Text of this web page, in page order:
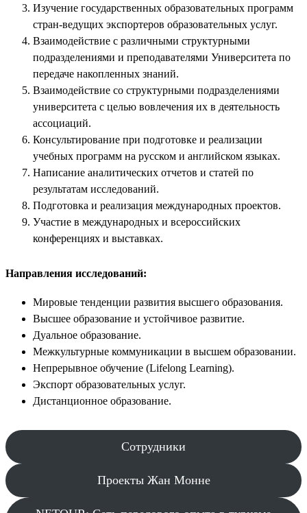
Изучение государственных образовательных программ
стран-ведущих экспортеров образовательных услуг.
Взаимодействие с различными структурными
подразделениями и преподавателями Университета по
передаче накопленных знаний.
Взаимодействие со структурными подразделениями
университета с целью вовлечения их в деятельность
ассоциаций.
Консультирование при подготовке и реализации
учебных программ на русском и английском языках.
Написание аналитических отчетов и статей по
результатам исследований.
Подготовка и реализация международных проектов.
Участие в международных и всероссийских
конференциях и выставках.
Направления исследований:
Мировые тенденции развития высшего образования.
Высшее образование и устойчивое развитие.
Дуальное образование.
Межкультурные коммуникации в высшем образовании.
Непрерывное обучение (Lifelong Learning).
Экспорт образовательных услуг.
Дистанционное образование.
Сотрудники
Проекты Жан Монне